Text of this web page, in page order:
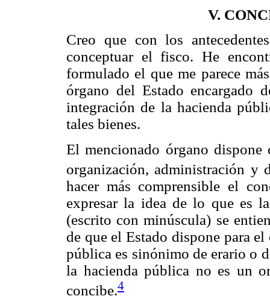
V.
Creo que con los
conceptuar el fisco. He
formulado el que me parece
órgano del Estado encargado
integración de la hacienda
tales bienes.
El mencionado órgano dispone
organización, administración y
hacer más comprensible el
expresar la idea de lo que es
(escrito con minúscula) se
de que el Estado dispone para
pública es sinónimo de erario o
la hacienda pública no es un
concibe.4